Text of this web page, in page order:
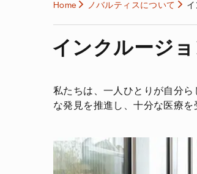
Home ノバルティスについて
インクルージ
私たちは、一人ひとりが自分
な発見を推進し、十分な医療